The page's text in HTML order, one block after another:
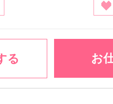
る お